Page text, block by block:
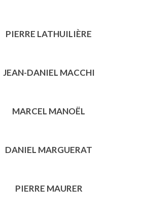
PIERRE LATHUILIÈRE
JEAN-DANIEL MACCHI
MARCEL MANOËL
DANIEL MARGUERAT
PIERRE MAURER